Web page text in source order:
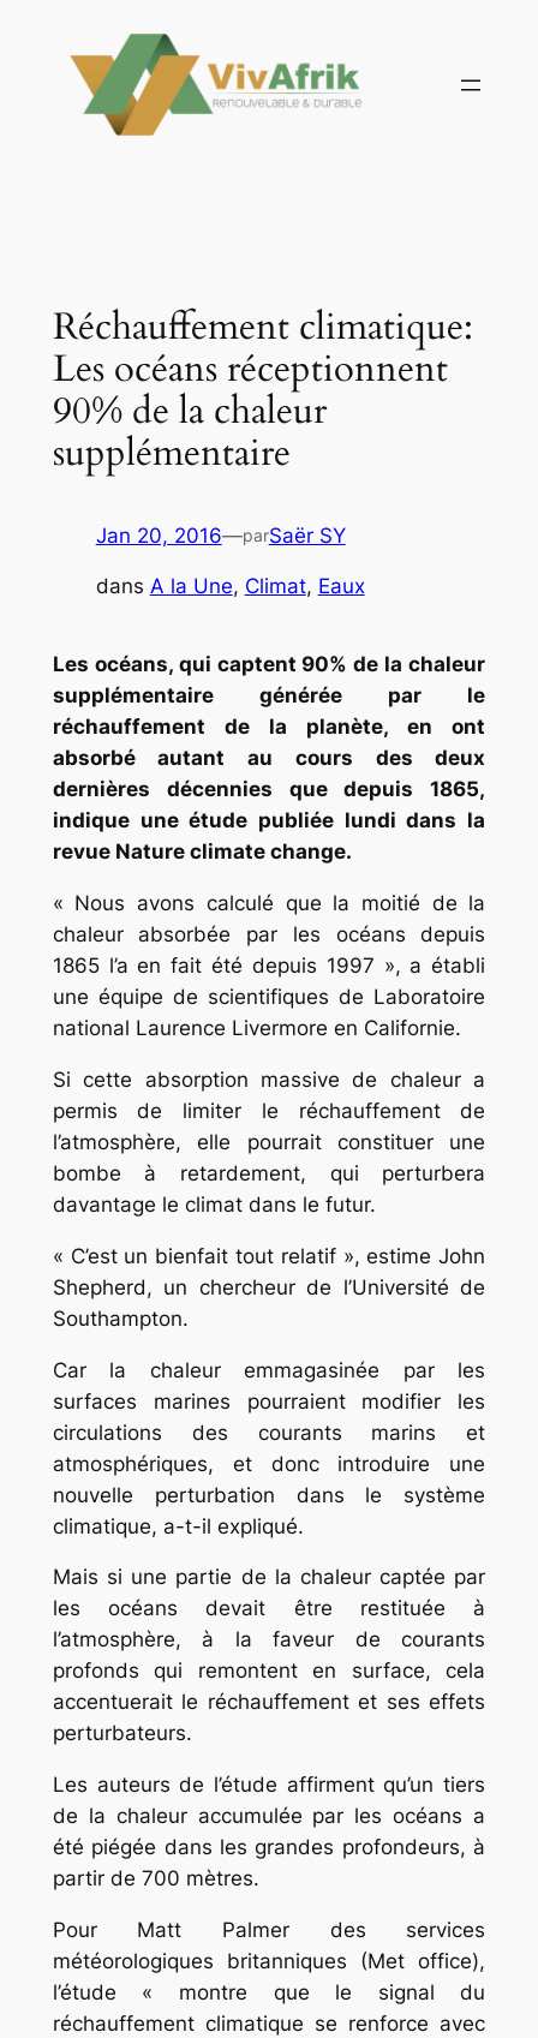
contenu
Réchauffement climatique:
Les océans réceptionnent
90% de la chaleur
supplémentaire
Jan 20, 2016—parSaër SY
dans A la Une, Climat, Eaux
Les océans, qui captent 90% de la chaleur
supplémentaire générée par le
réchauffement de la planète, en ont
absorbé autant au cours des deux
dernières décennies que depuis 1865,
indique une étude publiée lundi dans la
revue Nature climate change.
« Nous avons calculé que la moitié de la
chaleur absorbée par les océans depuis
1865 l’a en fait été depuis 1997 », a établi
une équipe de scientifiques de Laboratoire
national Laurence Livermore en Californie.
Si cette absorption massive de chaleur a
permis de limiter le réchauffement de
l’atmosphère, elle pourrait constituer une
bombe à retardement, qui perturbera
davantage le climat dans le futur.
« C’est un bienfait tout relatif », estime John
Shepherd, un chercheur de l’Université de
Southampton.
Car la chaleur emmagasinée par les
surfaces marines pourraient modifier les
circulations des courants marins et
atmosphériques, et donc introduire une
nouvelle perturbation dans le système
climatique, a-t-il expliqué.
Mais si une partie de la chaleur captée par
les océans devait être restituée à
l’atmosphère, à la faveur de courants
profonds qui remontent en surface, cela
accentuerait le réchauffement et ses effets
perturbateurs.
Les auteurs de l’étude affirment qu’un tiers
de la chaleur accumulée par les océans a
été piégée dans les grandes profondeurs, à
partir de 700 mètres.
Pour Matt Palmer des services
météorologiques britanniques (Met office),
l’étude « montre que le signal du
réchauffement climatique se renforce avec